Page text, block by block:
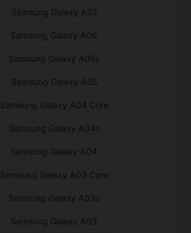
Samsung Galaxy A07
Samsung Galaxy A06
Samsung Galaxy A05s
Samsung Galaxy A05
Samsung Galaxy A04 Core
Samsung Galaxy A04s
Samsung Galaxy A04
Samsung Galaxy A03 Core
Samsung Galaxy A03s
Samsung Galaxy A03